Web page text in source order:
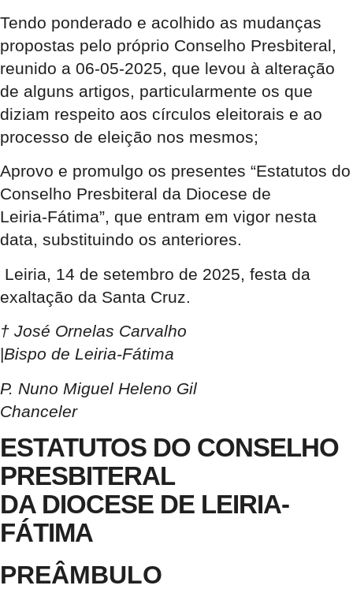
Tendo ponderado e acolhido as mudanças
propostas pelo próprio Conselho Presbiteral,
reunido a 06-05-2025, que levou à alteração
de alguns artigos, particularmente os que
diziam respeito aos círculos eleitorais e ao
processo de eleição nos mesmos;
Aprovo e promulgo os presentes “Estatutos do
Conselho Presbiteral da Diocese de
Leiria-Fátima”, que entram em vigor nesta
data, substituindo os anteriores.
Leiria, 14 de setembro de 2025, festa da
exaltação da Santa Cruz.
† José Ornelas Carvalho
|Bispo de Leiria-Fátima
P. Nuno Miguel Heleno Gil
Chanceler
ESTATUTOS DO CONSELHO
PRESBITERAL
DA DIOCESE DE LEIRIA-
FÁTIMA
PREÂMBULO